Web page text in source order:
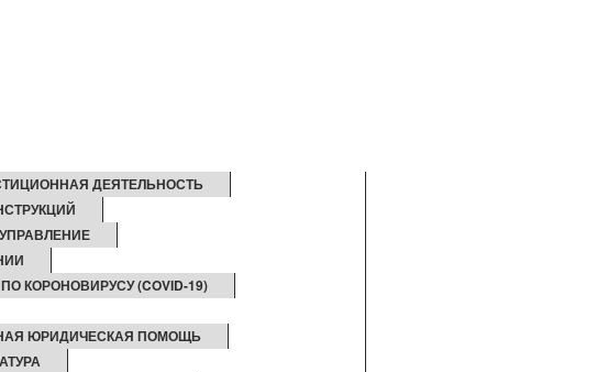
ДЕЯТЕЛЬНОСТЬ
КОРОНОВИРУСУ (COVID-19)
ЮРИДИЧЕСКАЯ ПОМОЩЬ